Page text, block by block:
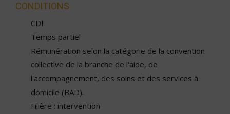
CONDITIONS
CDI
Temps partiel
Rémunération selon la catégorie de la convention
collective de la branche de l'aide, de
l'accompagnement, des soins et des services à
domicile (BAD).
Filière : intervention